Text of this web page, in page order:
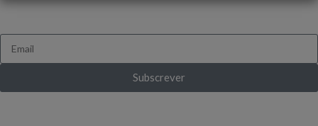
Queres receber novidades e ofertas exclusivas?
Subscrever